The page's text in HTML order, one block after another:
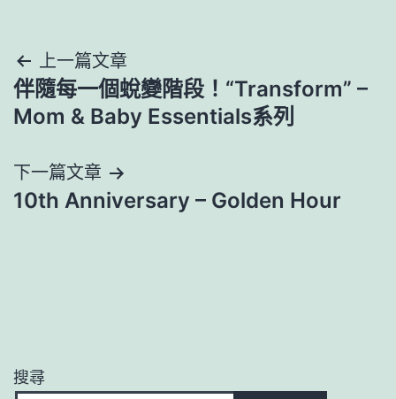
文
章
覽
上一篇文章
伴隨每一個蛻變階段！“Transform” –
Mom & Baby Essentials系列
下一篇文章
10th Anniversary – Golden Hour
搜尋